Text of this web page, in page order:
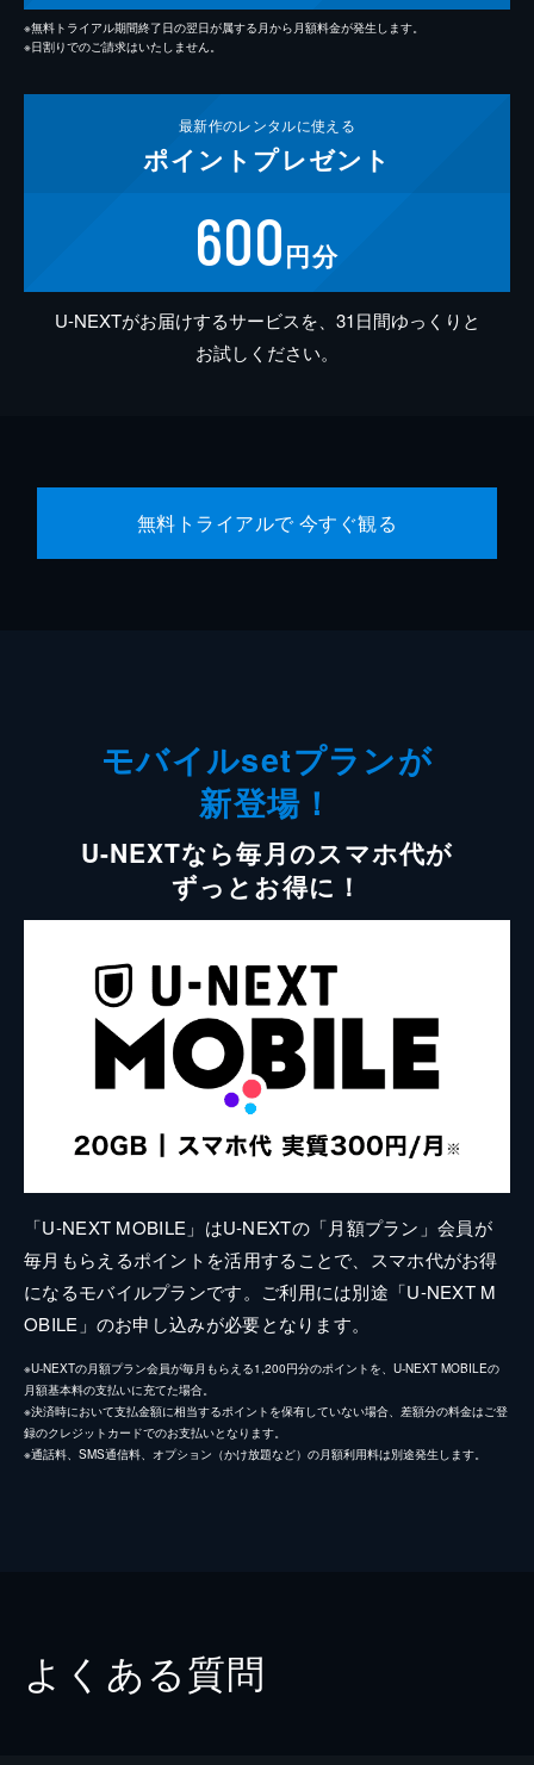
※無料トライアル期間終了日の翌日が属する月から月額料金が発生します。
※日割りでのご請求はいたしません。
最新作のレンタルに使える
ポイント プレゼント
600円分
U-NEXTがお届けするサービスを、31日間ゆっくりと
お試しください。
無料トライアルで 今すぐ観る
モバイルsetプランが
新登場！
U-NEXTなら毎月のスマホ代が
ずっとお得に！
「U-NEXT MOBILE」はU-NEXTの「月額プラン」会員が
毎月もらえるポイントを活用することで、スマホ代がお得
になるモバイルプランです。ご利用には別途「U-NEXT M
OBILE」のお申し込みが必要となります。
※U-NEXTの月額プラン会員が毎月もらえる1,200円分のポイントを、U-NEXT MOBILEの
月額基本料の支払いに充てた場合。
※決済時において支払金額に相当するポイントを保有していない場合、差額分の料金はご登
録のクレジットカードでのお支払いとなります。
※通話料、SMS通信料、オプション（かけ放題など）の月額利用料は別途発生します。
よくある質問